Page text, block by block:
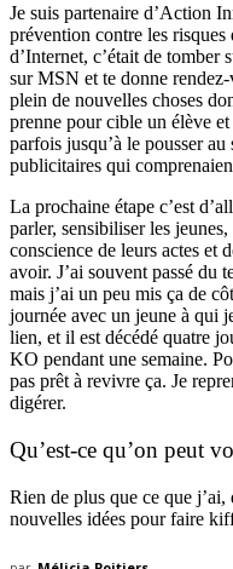
Je suis partenaire d’Action
prévention contre les risques
d’Internet, c’était de tomber
sur MSN et te donne
plein de nouvelles choses
prenne pour cible un élève
parfois jusqu’à le pousser
publicitaires qui
La prochaine étape c’est
parler, sensibiliser les
conscience de leurs actes et
avoir. J’ai souvent passé du
mais j’ai un peu mis ça de
journée avec un jeune à qui
lien, et il est décédé quatre
KO pendant une semaine.
pas prêt à revivre ça. Je
digérer.
Qu’est-ce qu’on peut
Rien de plus que ce que
nouvelles idées pour faire